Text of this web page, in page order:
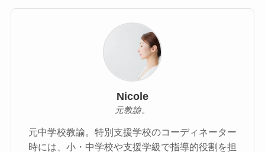
Nicole
元教諭。
元中学校教諭。特別支援学校のコーディネーター
時には、小・中学校や支援学級で指導的役割を担